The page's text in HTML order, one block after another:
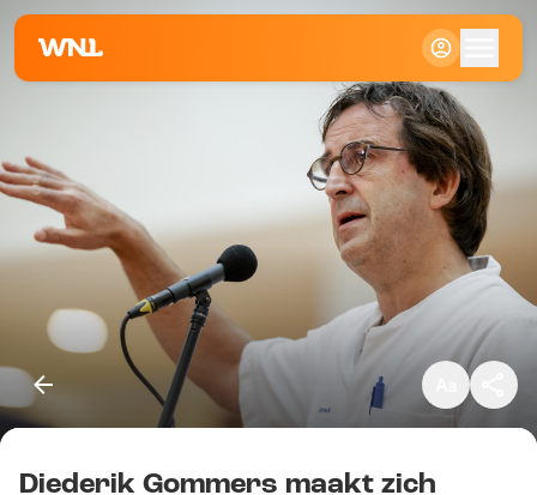
Klein
Standaard
Groot
Diederik Gommers maakt zich